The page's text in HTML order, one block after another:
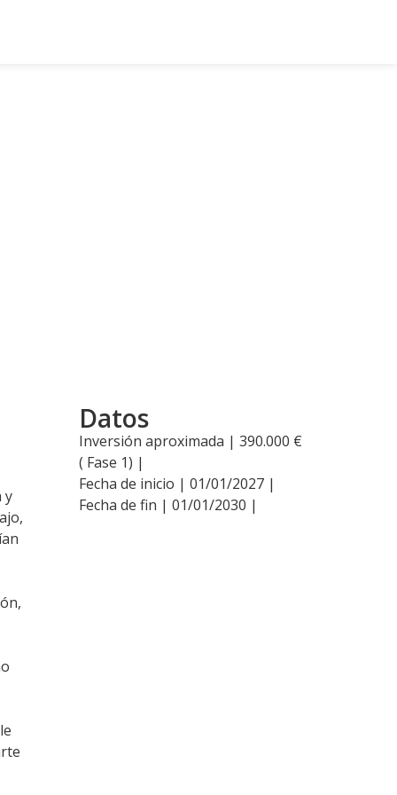
y
Datos
Inversión aproximada | 390.000 €
( Fase 1) |
Fecha de inicio | 01/01/2027 |
Fecha de fin | 01/01/2030 |